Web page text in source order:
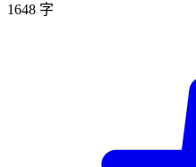
1648 字